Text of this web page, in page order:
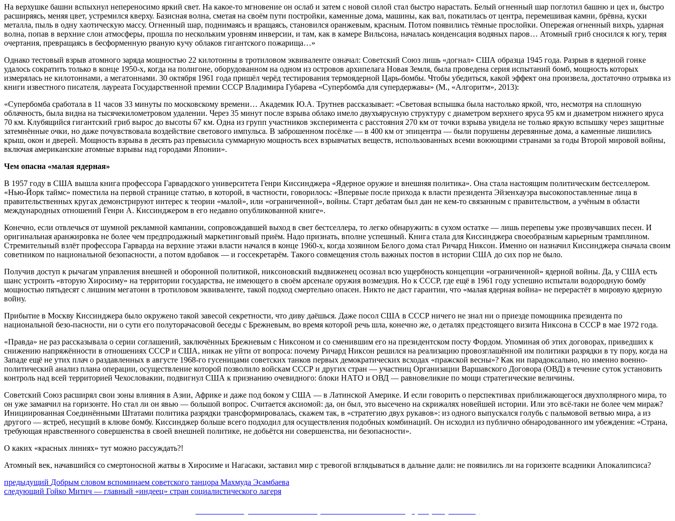
На верхушке башни вспыхнул непереносимо яркий свет. На какое-то мгновение он ослаб и затем с новой силой стал быстро нарастать. Белый огненный шар поглотил башню и цех и, быстро
расширяясь, меняя цвет, устремился кверху. Базисная волна, сметая на своём пути постройки, каменные дома, машины, как вал, покатилась от центра, перемешивая камни, брёвна, куски
металла, пыль в одну хаотическую массу. Огненный шар, поднимаясь и вращаясь, становился оранжевым, красным. Потом появились тёмные прослойки. Опережая огненный вихрь, ударная
волна, попав в верхние слои атмосферы, прошла по нескольким уровням инверсии, и там, как в камере Вильсона, началась конденсация водяных паров… Атомный гриб сносился к югу, теряя
очертания, превращаясь в бесформенную рваную кучу облаков гигантского пожарища…»
Однако тестовый взрыв атомного заряда мощностью 22 килотонны в тротиловом эквиваленте означал: Советский Союз лишь «догнал» США образца 1945 года. Разрыв в ядерной гонке
удалось сократить только в конце 1950-х, когда на полигоне, оборудованном на одном из островов архипелага Новая Земля, была проведена серия испытаний бомб, мощность которых
измерялась не килотоннами, а мегатоннами. 30 октября 1961 года пришёл черёд тестирования термоядерной Царь-бомбы. Чтобы убедиться, какой эффект она произвела, достаточно отрывка из
книги известного писателя, лауреата Государственной премии СССР Владимира Губарева «Супербомба для супердержавы» (М., «Алгоритм», 2013):
«Супербомба сработала в 11 часов 33 минуты по московскому времени… Академик Ю.А. Трутнев рассказывает: «Световая вспышка была настолько яркой, что, несмотря на сплошную
облачность, была видна на тысячекилометровом удалении. Через 35 минут после взрыва облако имело двухъярусную структуру с диаметром верхнего яруса 95 км и диаметром нижнего яруса
70 км. Клубящийся гигантский гриб вырос до высоты 67 км. Одна из групп участников эксперимента с расстояния 270 км от точки взрыва увидела не только яркую вспышку через защитные
затемнённые очки, но даже почувствовала воздействие светового импульса. В заброшенном посёлке — в 400 км от эпицентра — были порушены деревянные дома, а каменные лишились
крыш, окон и дверей. Мощность взрыва в десять раз превысила суммарную мощность всех взрывчатых веществ, использованных всеми воюющими странами за годы Второй мировой войны,
включая американские атомные взрывы над городами Японии».
Чем опасна «малая ядерная»
В 1957 году в США вышла книга профессора Гарвардского университета Генри Киссинджера «Ядерное оружие и внешняя политика». Она стала настоящим политическим бестселлером.
«Нью-Йорк таймс» поместила на первой странице статью, в которой, в частности, говорилось: «Впервые после прихода к власти президента Эйзенхауэра высокопоставленные лица в
правительственных кругах демонстрируют интерес к теории «малой», или «ограниченной», войны. Старт дебатам был дан не кем-то связанным с правительством, а учёным в области
международных отношений Генри А. Киссинджером в его недавно опубликованной книге».
Конечно, если отвлечься от шумной рекламной кампании, сопровождавшей выход в свет бестселлера, то легко обнаружить: в сухом остатке — лишь перепевы уже прозвучавших песен. И
оригинальная аранжировка не более чем предпродажный маркетинговый приём. Надо признать, вполне успешный. Книга стала для Киссинджера своеобразным карьерным трамплином.
Стремительный взлёт профессора Гарварда на верхние этажи власти начался в конце 1960-х, когда хозяином Белого дома стал Ричард Никсон. Именно он назначил Киссинджера сначала своим
советником по национальной безопасности, а потом вдобавок — и госсекретарём. Такого совмещения столь важных постов в истории США до сих пор не было.
Получив доступ к рычагам управления внешней и оборонной политикой, никсоновский выдвиженец осознал всю ущербность концепции «ограниченной» ядерной войны. Да, у США есть
шанс устроить «вторую Хиросиму» на территории государства, не имеющего в своём арсенале оружия возмездия. Но к СССР, где ещё в 1961 году успешно испытали водородную бомбу
мощностью пятьдесят с лишним мегатонн в тротиловом эквиваленте, такой подход смертельно опасен. Никто не даст гарантии, что «малая ядерная война» не перерастёт в мировую ядерную
войну.
Прибытие в Москву Киссинджера было окружено такой завесой секретности, что диву даёшься. Даже посол США в СССР ничего не знал ни о приезде помощника президента по
национальной безо-пасности, ни о сути его полуторачасовой беседы с Брежневым, во время которой речь шла, конечно же, о деталях предстоящего визита Никсона в СССР в мае 1972 года.
«Правда» не раз рассказывала о серии соглашений, заключённых Брежневым с Никсоном и со сменившим его на президентском посту Фордом. Упоминая об этих договорах, приведших к
снижению напряжённости в отношениях СССР и США, никак не уйти от вопроса: почему Ричард Никсон решился на реализацию провозглашённой им политики разрядки в ту пору, когда на
Западе ещё не утих плач о раздавленных в августе 1968-го гусеницами советских танков первых демократических всходах «пражской весны»? Как ни парадоксально, но именно военно-
политический анализ плана операции, осуществление которой позволило войскам СССР и других стран — участниц Организации Варшавского Договора (ОВД) в течение суток установить
контроль над всей территорией Чехословакии, подвигнул США к признанию очевидного: блоки НАТО и ОВД — равновеликие по мощи стратегические величины.
Советский Союз расширял свои зоны влияния в Азии, Африке и даже под боком у США — в Латинской Америке. И если говорить о перспективах приближающегося двухполярного мира, то
он уже замаячил на горизонте. Но стал ли он явью — большой вопрос. Считается аксиомой: да, он был, это высечено на скрижалях новейшей истории. Или это всё-таки не более чем мираж?
Инициированная Соединёнными Штатами политика разрядки трансформировалась, скажем так, в «стратегию двух рукавов»: из одного выпускался голубь с пальмовой ветвью мира, а из
другого — ястреб, несущий в клюве бомбу. Киссинджер больше всего подходил для осуществления подобных комбинаций. Он исходил из публично обнародованного им убеждения: «Страна,
требующая нравственного совершенства в своей внешней политике, не добьётся ни совершенства, ни безопасности».
О каких «красных линиях» тут можно рассуждать?!
Атомный век, начавшийся со смертоносной жатвы в Хиросиме и Нагасаки, заставил мир с тревогой вглядываться в дальние дали: не появились ли на горизонте всадники Апокалипсиса?
Навигация
по
предыдущий Предыдущий
пост:
Добрым словом вспоминаем советского танцора Махмуда Эсамбаева
следующий Следующее
Гойко Митич — главный «индеец» стран социалистического лагеря